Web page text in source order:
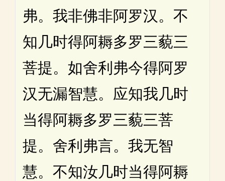
弗。我非佛非阿罗汉。不
知几时得阿耨多罗三藐三
菩提。如舍利弗今得阿罗
汉无漏智慧。应知我几时
当得阿耨多罗三藐三菩
提。舍利弗言。我无智
慧。不知汝几时当得阿耨